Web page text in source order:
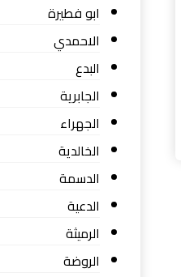
ابو فطيرة
الاحمدي
البدع
الجابرية
الجهراء
الخالدية
الدسمة
الدعية
الرميثة
الروضة